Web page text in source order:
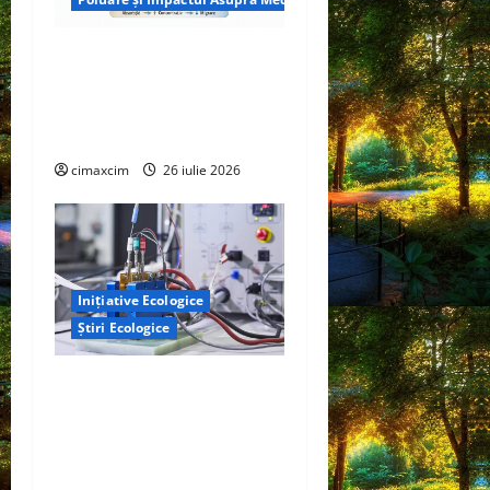
cimaxcim 26 iulie 2026
Inițiative Ecologice
Știri Ecologice